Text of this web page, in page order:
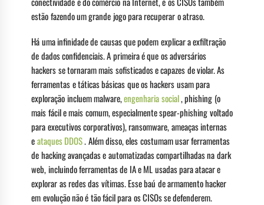
estão fazendo um grande jogo para recuperar o atraso.
Há uma infinidade de causas que podem explicar a exfiltração
de dados confidenciais. A primeira é que os adversários
hackers se tornaram mais sofisticados e capazes de violar. As
ferramentas e táticas básicas que os hackers usam para
exploração incluem malware,engenharia social, phishing (o
mais fácil e mais comum, especialmente spear-phishing voltado
para executivos corporativos), ransomware, ameaças internas
eataques DDOS. Além disso, eles costumam usar ferramentas
de hacking avançadas e automatizadas compartilhadas na dark
web, incluindo ferramentas de IA e ML usadas para atacar e
explorar as redes das vítimas. Esse baú de armamento hacker
em evolução não é tão fácil para os CISOs se defenderem.